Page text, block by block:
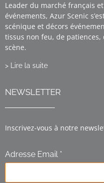
Leader du marché français
événements, Azur Scenic
scénique et décors
tissus non feu, de patiences,
scène.
> Lire la suite
NEWSLETTER
Inscrivez-vous à notre
Adresse Email *